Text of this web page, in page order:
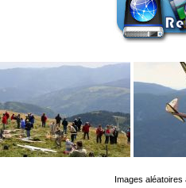
Images aléatoires